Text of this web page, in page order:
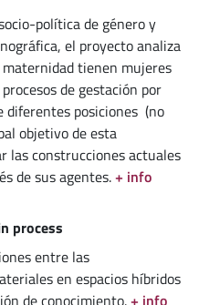
política de género y
el proyecto analiza
tienen mujeres
de gestación por
diferentes posiciones (no
objetivo de esta
las construcciones actuales
de sus agentes.+ info
process
entre las
en espacios híbridos